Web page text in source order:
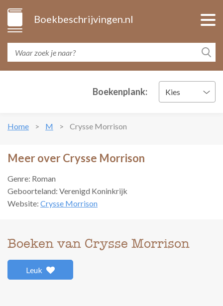
Boekbeschrijvingen.nl
Boekenplank: Kies
Home M Crysse Morrison
Meer over Crysse Morrison
Genre: Roman
Geboorteland: Verenigd Koninkrijk
Website: Crysse Morrison
Boeken van Crysse Morrison
Leuk